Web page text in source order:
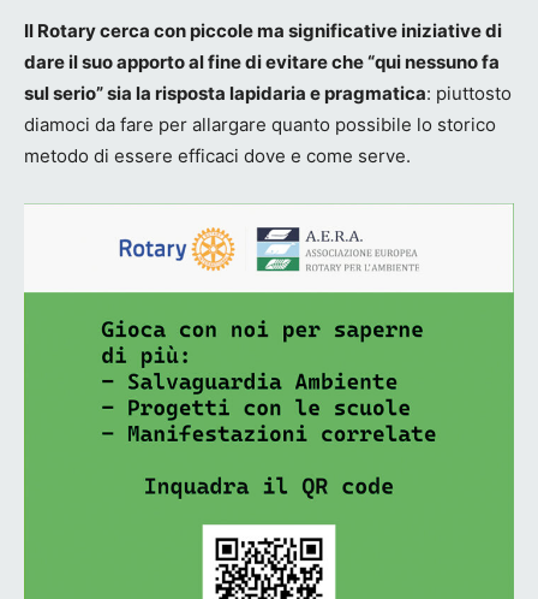
Il Rotary cerca con piccole ma significative iniziative di
dare il suo apporto al fine di evitare che “qui nessuno fa
sul serio” sia la risposta lapidaria e pragmatica: piuttosto
diamoci da fare per allargare quanto possibile lo storico
metodo di essere efficaci dove e come serve.